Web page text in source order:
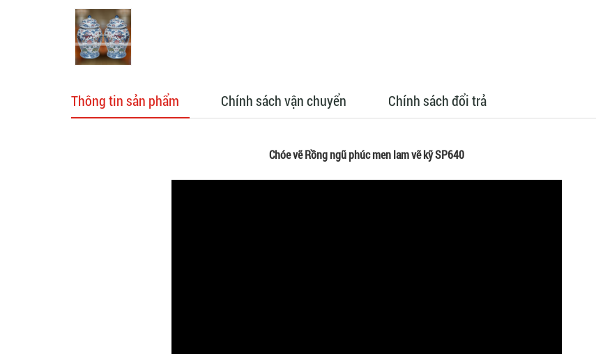
Thông tin sản phẩm Chính sách vận chuyển Chính sách đổi trả
Chóe vẽ Rồng ngũ phúc men lam vẽ kỹ SP640